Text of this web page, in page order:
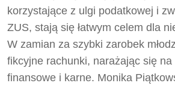
korzystające z ulgi podatkowej i
ZUS, stają się łatwym celem dla
W zamian za szybki zarobek
fikcyjne rachunki, narażając się
finansowe i karne. Monika